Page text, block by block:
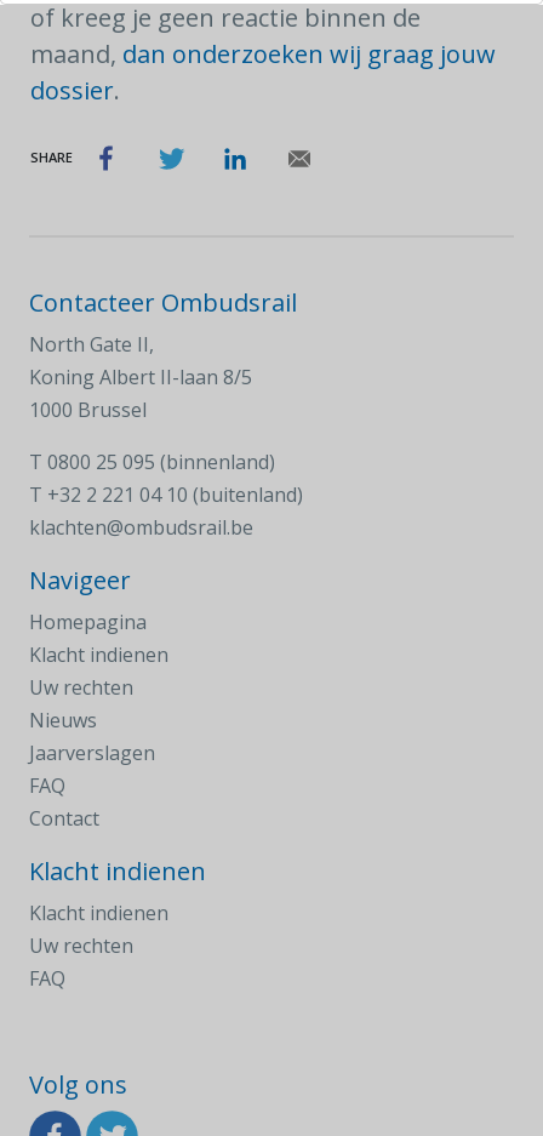
of kreeg je geen reactie binnen de
maand, dan onderzoeken wij graag jouw
dossier.
SHARE
Contacteer Ombudsrail
North Gate II,
Koning Albert II-laan 8/5
1000 Brussel
T 0800 25 095 (binnenland)
T +32 2 221 04 10 (buitenland)
klachten@ombudsrail.be
Navigeer
Homepagina
Klacht indienen
Uw rechten
Nieuws
Jaarverslagen
FAQ
Contact
Klacht indienen
Klacht indienen
Uw rechten
FAQ
Volg ons